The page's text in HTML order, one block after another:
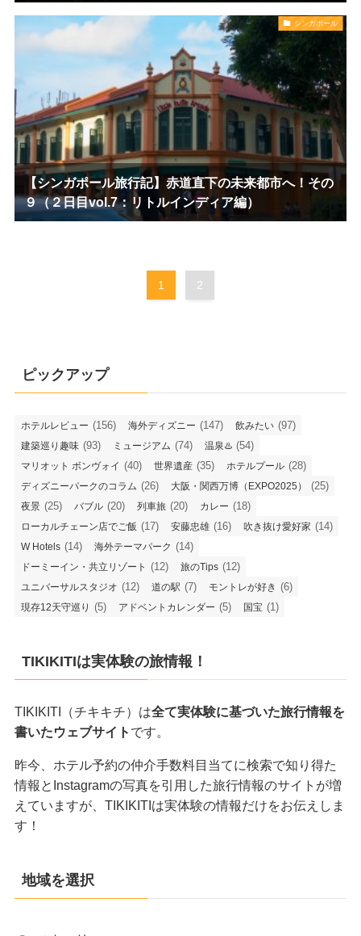
シンガポール
【シンガポール旅行記】赤道直下の未来都市へ！その
９（２日目vol.7：リトルインディア編）
1 2
ピックアップ
ホテルレビュー (156) 海外ディズニー (147) 飲みたい (97)
建築巡り趣味 (93) ミュージアム (74) 温泉♨️ (54)
マリオット ボンヴォイ (40) 世界遺産 (35) ホテルプール (28)
ディズニーパークのコラム (26) 大阪・関西万博（EXPO2025） (25)
夜景 (25) バブル (20) 列車旅 (20) カレー (18)
ローカルチェーン店でご飯 (17) 安藤忠雄 (16) 吹き抜け愛好家 (14)
W Hotels (14) 海外テーマパーク (14)
ドーミーイン・共立リゾート (12) 旅のTips (12)
ユニバーサルスタジオ (12) 道の駅 (7) モントレが好き (6)
現存12天守巡り (5) アドベントカレンダー (5) 国宝 (1)
TIKIKITIは実体験の旅情報！
TIKIKITI（チキキチ）は全て実体験に基づいた旅行情報を
書いたウェブサイト です。
昨今、ホテル予約の仲介手数料目当てに検索で知り得た
情報とInstagramの写真を引用した旅行情報のサイトが増
えていますが、TIKIKITIは実体験の情報だけをお伝えしま
す！
地域を選択